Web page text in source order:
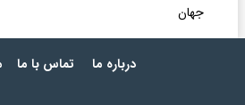
جهان
درباره ما تماس با ما